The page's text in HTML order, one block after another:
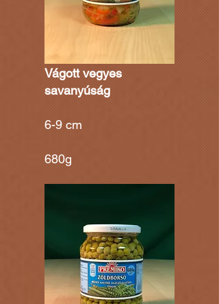
Vágott vegyes
savanyúság
6-9 cm
680g